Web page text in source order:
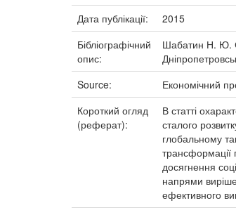
Дата публікації:
2015
Бібліографічний
опис:
Шабатин Н. Ю.
Source:
Економічний
Короткий огляд
(реферат):
В статті
сталого
глобальному
трансформації
досягнення
напрями
ефективного